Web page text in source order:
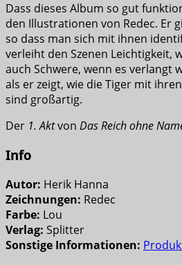
Dass dieses Album so gut
den Illustrationen von Redec. Er
so dass man sich mit ihnen
verleiht den Szenen Leichtigkeit,
auch Schwere, wenn es verlangt
als er zeigt, wie die Tiger mit
sind großartig.
Der 1. Aktvon Das Reich ohne
Info
Autor: Herik Hanna
Zeichnungen: Redec
Farbe: Lou
Verlag: Splitter
Sonstige Informationen: